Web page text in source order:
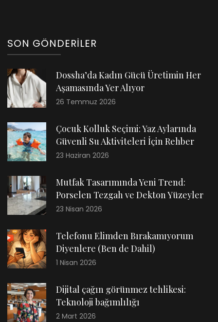
SON GÖNDERILER
Dossha’da Kadın Gücü Üretimin Her
Aşamasında Yer Alıyor
26 Temmuz 2026
Çocuk Kolluk Seçimi: Yaz Aylarında
Güvenli Su Aktiviteleri İçin Rehber
23 Haziran 2026
Mutfak Tasarımında Yeni Trend:
Porselen Tezgah ve Dekton Yüzeyler
23 Nisan 2026
Telefonu Elimden Bırakamıyorum
Diyenlere (Ben de Dahil)
1 Nisan 2026
Dijital çağın görünmez tehlikesi:
Teknoloji bağımlılığı
2 Mart 2026